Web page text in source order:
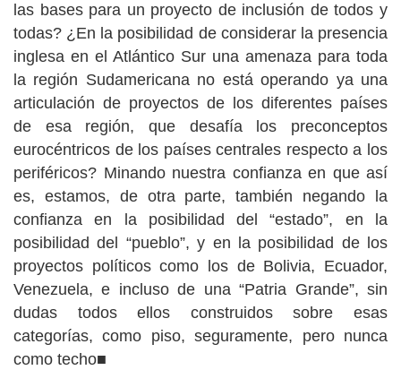
las bases para un proyecto de inclusión de todos y
todas? ¿En la posibilidad de considerar la presencia
inglesa en el Atlántico Sur una amenaza para toda
la región Sudamericana no está operando ya una
articulación de proyectos de los diferentes países
de esa región, que desafía los preconceptos
eurocéntricos de los países centrales respecto a los
periféricos? Minando nuestra confianza en que así
es, estamos, de otra parte, también negando la
confianza en la posibilidad del “estado”, en la
posibilidad del “pueblo”, y en la posibilidad de los
proyectos políticos como los de Bolivia, Ecuador,
Venezuela, e incluso de una “Patria Grande”, sin
dudas todos ellos construidos sobre esas
categorías, como piso, seguramente, pero nunca
como techo■